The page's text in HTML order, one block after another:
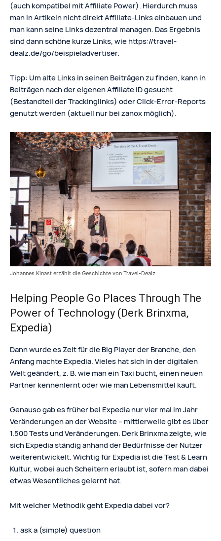
(auch kompatibel mit Affiliate Power). Hierdurch muss
man in Artikeln nicht direkt Affiliate-Links einbauen und
man kann seine Links dezentral managen. Das Ergebnis
sind dann schöne kurze Links, wie https://travel-
dealz.de/go/beispieladvertiser.
Tipp: Um alte Links in seinen Beiträgen zu finden, kann in
Beiträgen nach der eigenen Affiliate ID gesucht
(Bestandteil der Trackinglinks) oder Click-Error-Reports
genutzt werden (aktuell nur bei zanox möglich).
Johannes Kinast erzählt die Geschichte von Travel-Dealz
Helping People Go Places Through The
Power of Technology (Derk Brinxma,
Expedia)
Dann wurde es Zeit für die Big Player der Branche, den
Anfang machte Expedia. Vieles hat sich in der digitalen
Welt geändert, z. B. wie man ein Taxi bucht, einen neuen
Partner kennenlernt oder wie man Lebensmittel kauft.
Genauso gab es früher bei Expedia nur vier mal im Jahr
Veränderungen an der Website – mittlerweile gibt es über
1.500 Tests und Veränderungen. Derk Brinxma zeigte, wie
sich Expedia ständig anhand der Bedürfnisse der Nutzer
weiterentwickelt. Wichtig für Expedia ist die Test & Learn
Kultur, wobei auch Scheitern erlaubt ist, sofern man dabei
etwas Wesentliches gelernt hat.
Mit welcher Methodik geht Expedia dabei vor?
ask a (simple) question